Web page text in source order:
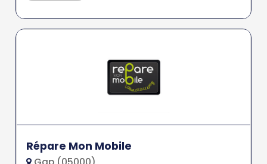
Répare Mon Mobile